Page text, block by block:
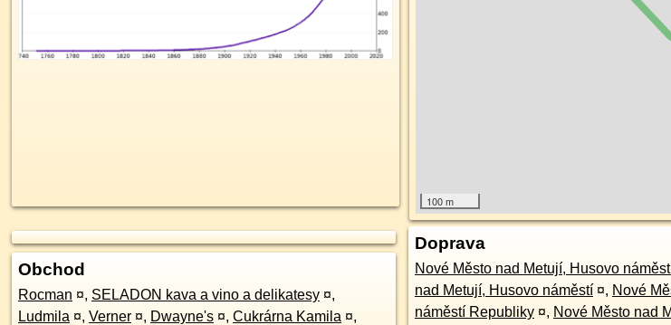
100 m
Obchod
Rocman ¤, SELADON kava a vino a delikatesy ¤,
Ludmila ¤, Verner ¤, Dwayne's ¤, Cukrárna Kamila ¤,
Doprava
Nové Město nad Metují, Husovo
nad Metují, Husovo náměstí ¤, Nové
náměstí Republiky ¤, Nové Město nad